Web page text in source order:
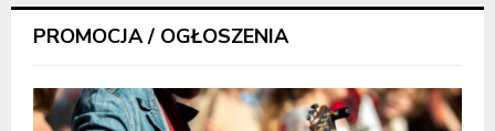
PROMOCJA / OGŁOSZENIA